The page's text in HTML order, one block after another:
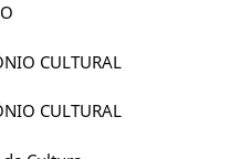
CULTURAL
CULTURAL